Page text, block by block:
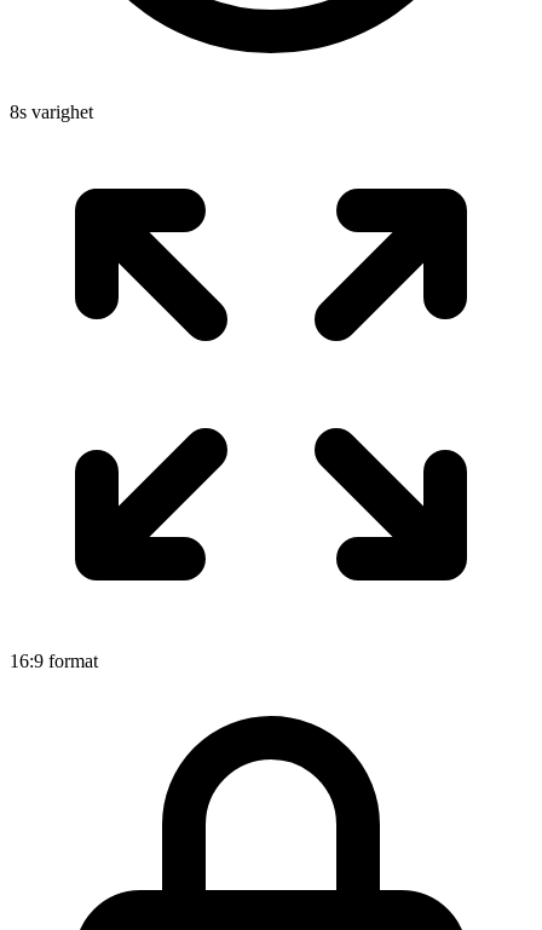
8s varighet
16:9 format